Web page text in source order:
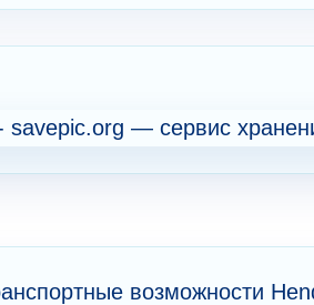
возможности